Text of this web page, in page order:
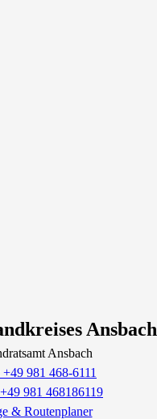
Ansbach
Ansbach
981 468-6111
981 468186119
& Routenplaner